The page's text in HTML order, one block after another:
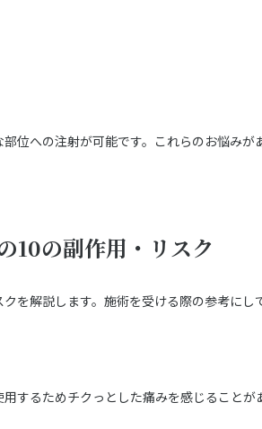
位への注射が可能です。これらのお悩み
10の副作用・リスク
を解説します。施術を受ける際の参考にし
するためチクっとした痛みを感じることが